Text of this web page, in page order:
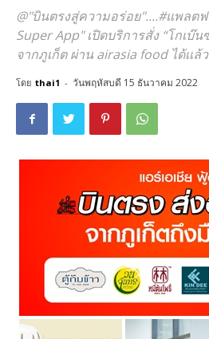
@"บินตรงสู่ความอร่อย"....#แพลต
Super App" เปิดบริการสั่ง “โกเบ๊
จากภูเก็ต ผ่าน airasia food ได้เเล้
โดย thai1 - วันพฤหัสบดี 15 ธันวาคม 2022